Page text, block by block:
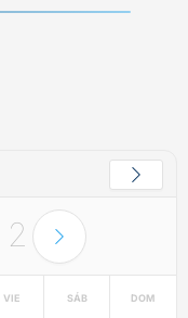
2
VIE SÁB DOM